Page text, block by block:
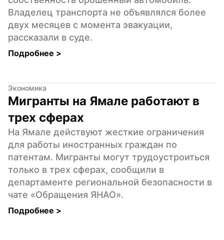
Владелец транспорта не объявлялся более
двух месяцев с момента эвакуации,
рассказали в суде.
Подробнее >
Экономика
Мигранты на Ямале работают в
трех сферах
На Ямале действуют жесткие ограничения
для работы иностранных граждан по
патентам. Мигранты могут трудоустроиться
только в трех сферах, сообщили в
департаменте региональной безопасности в
чате «Обращения ЯНАО».
Подробнее >